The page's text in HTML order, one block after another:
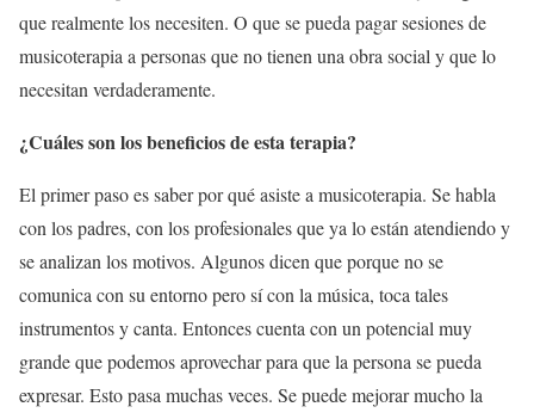
que realmente los necesiten. O que se pueda pagar sesiones de
musicoterapia a personas que no tienen una obra social y que lo
necesitan verdaderamente.
¿Cuáles son los beneficios de esta terapia?
El primer paso es saber por qué asiste a musicoterapia. Se habla
con los padres, con los profesionales que ya lo están atendiendo y
se analizan los motivos. Algunos dicen que porque no se
comunica con su entorno pero sí con la música, toca tales
instrumentos y canta. Entonces cuenta con un potencial muy
grande que podemos aprovechar para que la persona se pueda
expresar. Esto pasa muchas veces. Se puede mejorar mucho la